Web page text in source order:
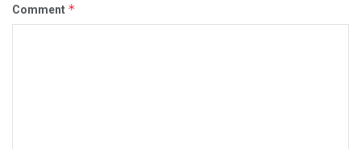
Comment *